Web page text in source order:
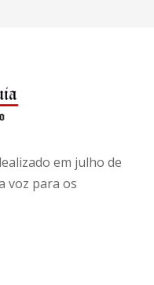
em julho de
voz para os